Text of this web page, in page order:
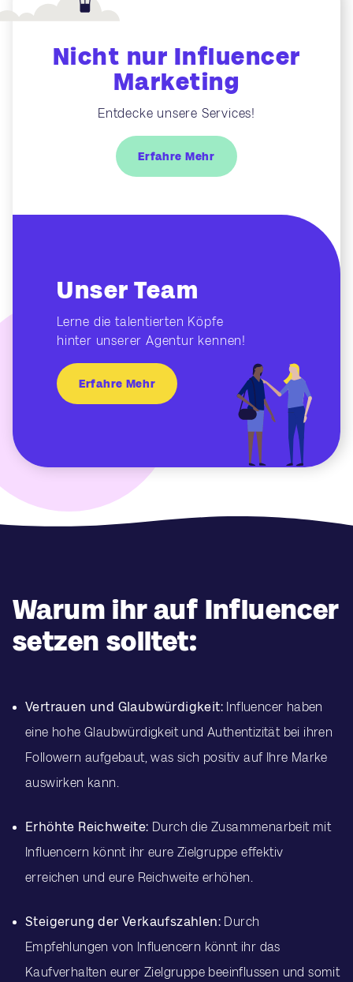
Nicht nur Influencer
Marketing
Entdecke unsere Services!
Erfahre Mehr
Unser Team
Lerne die talentierten Köpfe
hinter unserer Agentur kennen!
Erfahre Mehr
Warum ihr auf Influencer
setzen solltet:
Vertrauen und Glaubwürdigkeit: Influencer haben
eine hohe Glaubwürdigkeit und Authentizität bei ihren
Followern aufgebaut, was sich positiv auf Ihre Marke
auswirken kann.
Erhöhte Reichweite: Durch die Zusammenarbeit mit
Influencern könnt ihr eure Zielgruppe effektiv
erreichen und eure Reichweite erhöhen.
Steigerung der Verkaufszahlen: Durch
Empfehlungen von Influencern könnt ihr das
Kaufverhalten eurer Zielgruppe beeinflussen und somit